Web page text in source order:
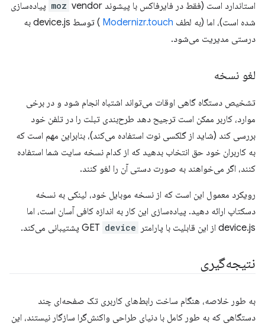
استاندارد است (فقط در فایرفاکس با پیشوند
moz vendor پیاده‌سازی
شده است)، اما (به لطف Modernizr.touch
) توسط device.js به
درستی مدیریت می‌شود.
لغو نسخه
تشخیص دستگاه گاهی اوقات می‌تواند اشتباه انجام شود و در برخی
موارد، کاربر ممکن است ترجیح دهد طرح‌بندی تبلت را در تلفن خود
بررسی کند (شاید از گلکسی نوت استفاده می‌کند)، بنابراین مهم است که
به کاربران خود حق انتخاب بدهید که از کدام نسخه سایت شما استفاده
کنند، اگر می‌خواهند به صورت دستی آن را لغو کنند.
رویکرد معمول این است که از نسخه موبایل خود، لینکی به نسخه
دسکتاپ ارائه دهید. پیاده‌سازی این کار به اندازه کافی آسان است، اما
device.js از این قابلیت با پارامتر GET
device پشتیبانی می‌کند.
نتیجه‌گیری
به طور خلاصه، هنگام ساخت رابط‌های کاربری تک صفحه‌ای چند
دستگاهی که به طور کامل با دنیای طراحی واکنش‌گرا سازگار نیستند، این